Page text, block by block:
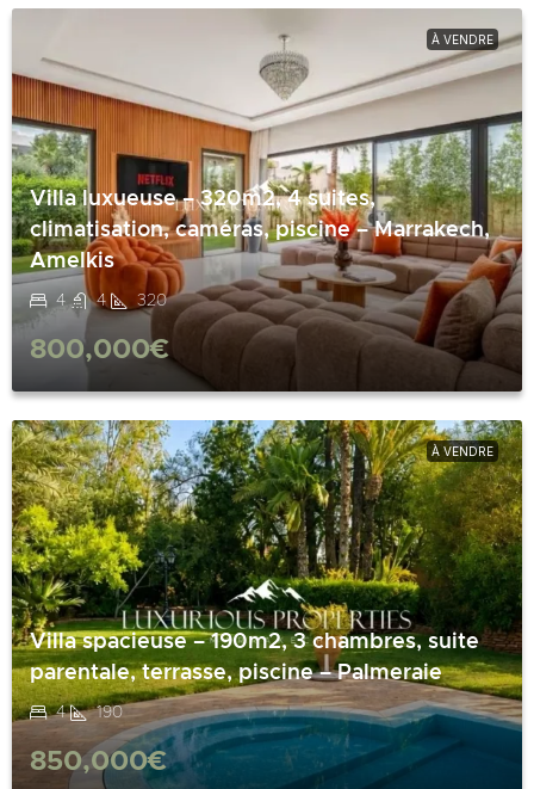
À VENDRE
Villa luxueuse – 320m2, 4 suites,
climatisation, caméras, piscine – Marrakech,
Amelkis
4 4 320
800,000€
À VENDRE
Villa spacieuse – 190m2, 3 chambres, suite
parentale, terrasse, piscine – Palmeraie
4 190
850,000€